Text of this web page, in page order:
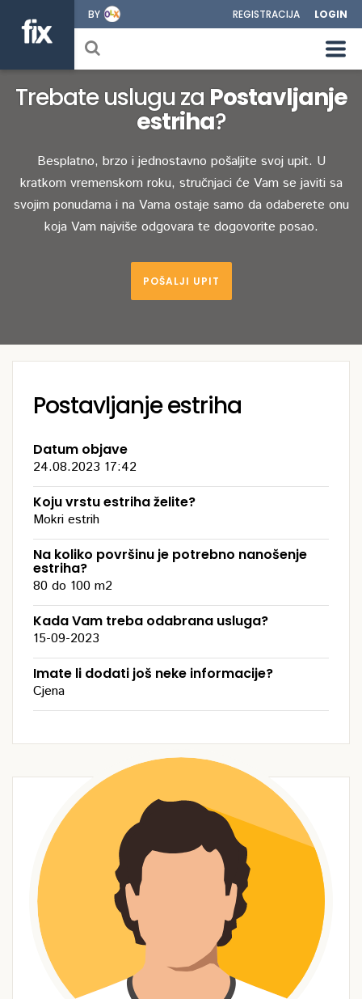
BY REGISTRACIJA LOGIN
Trebate uslugu za Postavljanje
estriha?
Besplatno, brzo i jednostavno pošaljite svoj upit. U
kratkom vremenskom roku, stručnjaci će Vam se javiti sa
svojim ponudama i na Vama ostaje samo da odaberete onu
koja Vam najviše odgovara te dogovorite posao.
POŠALJI UPIT
Postavljanje estriha
Datum objave
24.08.2023 17:42
Koju vrstu estriha želite?
Mokri estrih
Na koliko površinu je potrebno nanošenje
estriha?
80 do 100 m2
Kada Vam treba odabrana usluga?
15-09-2023
Imate li dodati još neke informacije?
Cjena